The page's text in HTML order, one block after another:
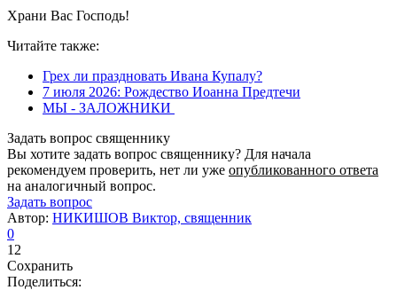
Храни Вас Господь!
Читайте также:
Грех ли праздновать Ивана Купалу?
7 июля 2026: Рождество Иоанна Предтечи
МЫ - ЗАЛОЖНИКИ
Задать вопрос священнику
Вы хотите задать вопрос священнику? Для начала
рекомендуем проверить, нет ли уже опубликованного ответа
на аналогичный вопрос.
Задать вопрос
Автор: НИКИШОВ Виктор, священник
0
12
Сохранить
Поделиться: